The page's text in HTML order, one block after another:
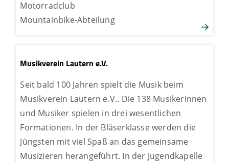
Motorradclub
Mountainbike-Abteilung
Musikverein Lautern e.V.
Seit bald 100 Jahren spielt die Musik beim
Musikverein Lautern e.V.. Die 138 Musikerinnen
und Musiker spielen in drei wesentlichen
Formationen. In der Bläserklasse werden die
Jüngsten mit viel Spaß an das gemeinsame
Musizieren herangeführt. In der Jugendkapelle